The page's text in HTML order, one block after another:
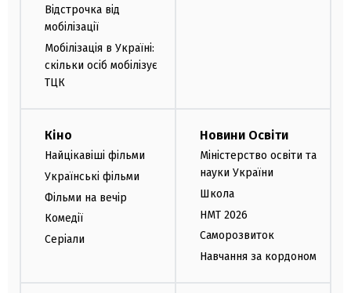
Відстрочка від
мобілізації
Мобілізація в Україні:
скільки осіб мобілізує
ТЦК
Кіно
Найцікавіші фільми
Українські фільми
Фільми на вечір
Комедії
Серіали
Новини Освіти
Міністерство освіти та
науки України
Школа
НМТ 2026
Саморозвиток
Навчання за кордоном